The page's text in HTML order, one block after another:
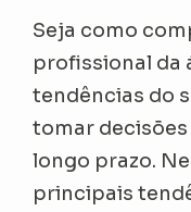
Seja como
profissional da
tendências do
tomar decisões
longo prazo.
principais